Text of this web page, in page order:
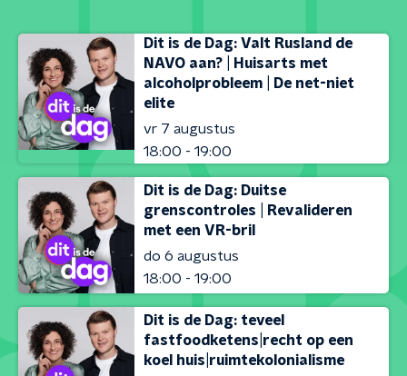
Dit is de Dag: Valt Rusland de
NAVO aan? | Huisarts met
alcoholprobleem | De net-niet
elite
vr 7 augustus
18:00 - 19:00
Dit is de Dag: Duitse
grenscontroles | Revalideren
met een VR-bril
do 6 augustus
18:00 - 19:00
Dit is de Dag: teveel
fastfoodketens|recht op een
koel huis|ruimtekolonialisme